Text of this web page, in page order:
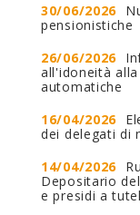
30/06/2026
pensionistiche
26/06/2026
all'idoneità
automatiche
16/04/2026
dei delegati di
14/04/2026
Depositario
e presidi a